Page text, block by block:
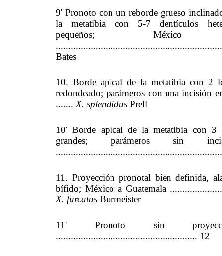
9' Pronoto con un reborde grueso
la metatibia con 5-7 dentículos
pequeños;
Bates
10. Borde apical de la metatibia con 2
redondeado; parámeros con una incisión
.......X. splendidus Prell
10' Borde apical de la metatibia con 3
grandes; parámeros sin
11. Proyección pronotal bien definida,
bífido; México a Guatemala
X. furcatus Burmeister
11' Pronoto sin
......................................................... 12